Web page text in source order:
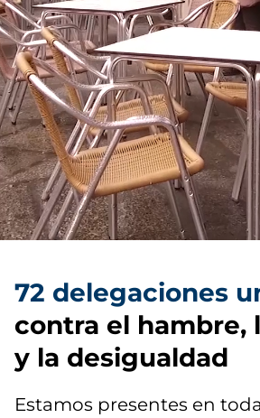
72 delegaciones
contra el hambre,
y la desigualdad
Estamos presentes en